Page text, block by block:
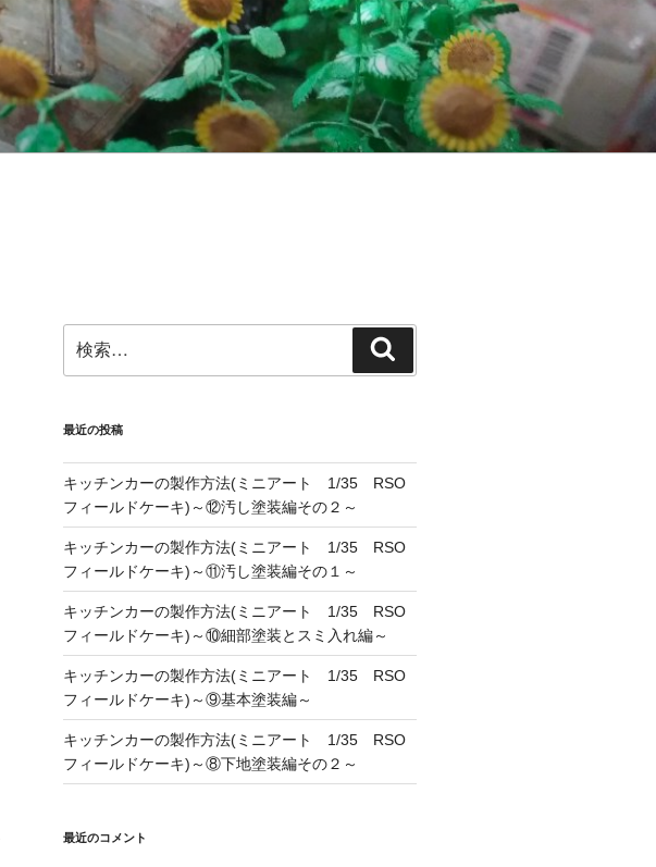
索:
索
最近の投稿
キッチンカーの製作方法(ミニアート 1/35 RSO
フィールドケーキ)～⑫汚し塗装編その２～
キッチンカーの製作方法(ミニアート 1/35 RSO
フィールドケーキ)～⑪汚し塗装編その１～
キッチンカーの製作方法(ミニアート 1/35 RSO
フィールドケーキ)～⑩細部塗装とスミ入れ編～
キッチンカーの製作方法(ミニアート 1/35 RSO
フィールドケーキ)～⑨基本塗装編～
キッチンカーの製作方法(ミニアート 1/35 RSO
フィールドケーキ)～⑧下地塗装編その２～
最近のコメント